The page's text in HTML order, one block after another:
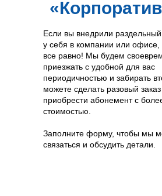
Если вы внедрили
у себя в компании или офисе,
все равно! Мы будем
приезжать с удобной для вас
периодичностью и забирать
можете сделать разовый
приобрести абонемент с
стоимостью.
Заполните форму, чтобы мы
связаться и обсудить детали.